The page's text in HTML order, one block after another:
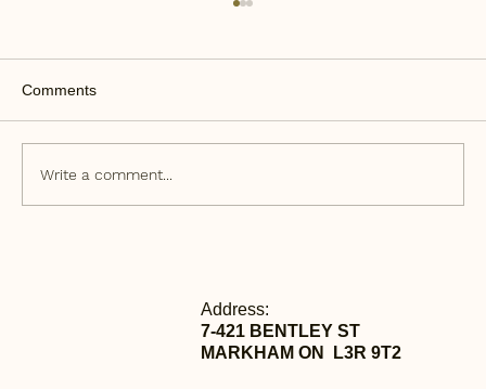
Comments
Write a comment...
Address:
7-421 BENTLEY ST
MARKHAM ON L3R 9T2